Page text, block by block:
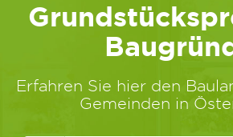
Erfahren Sie hier den
Gemeinden in